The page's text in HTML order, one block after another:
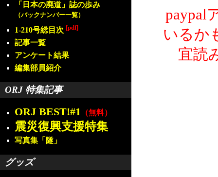
「日本の廃道」誌の歩み
（バックナンバー一覧）
1-210号総目次 [pdf]
記事一覧
アンケート結果
編集部員紹介
ORJ 特集記事
ORJ BEST!#1 （無料）
震災復興支援特集
写真集「隧」
グッズ
paypal
いるか
宜読